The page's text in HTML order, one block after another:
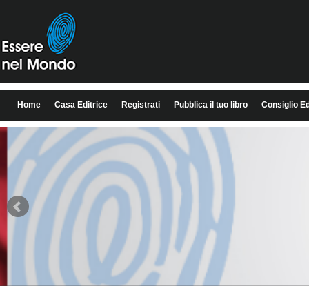
Home Casa Editrice Registrati Pubblica il tuo libro Consiglio